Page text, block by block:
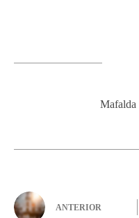
Mafalda
ANTERIOR